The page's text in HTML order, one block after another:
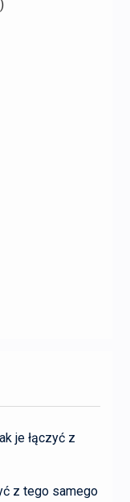
je łączyć z
z tego samego